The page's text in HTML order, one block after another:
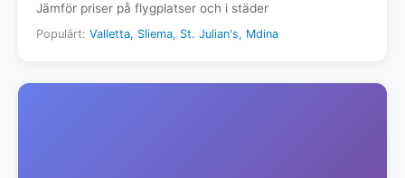
Jämför priser på flygplatser och i städer
Populärt: Valletta, Sliema, St. Julian's, Mdina